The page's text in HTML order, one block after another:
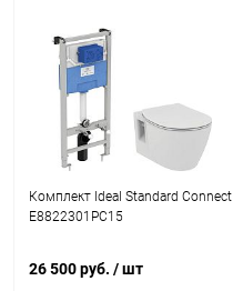
Комплект Ideal Standard Connect
E8822301PC15
26 500 руб. / шт